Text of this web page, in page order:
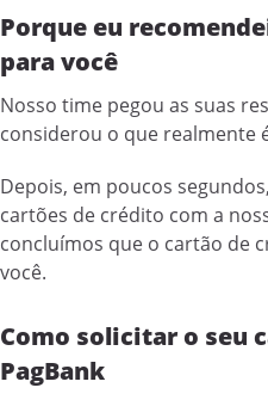
Porque eu
para você
Nosso time pegou as suas
considerou o que realmente
Depois, em poucos
cartões de crédito com a
concluímos que o cartão de
você.
Como solicitar o seu
PagBank